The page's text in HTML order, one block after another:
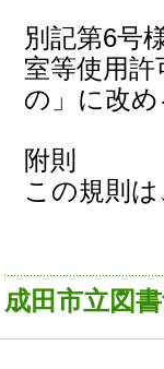
別記第6号
室等使用
の」に改
附則
この規則
成田市立図